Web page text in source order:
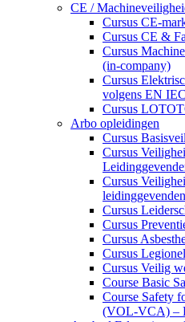
CE /
Cursus CE-
Cursus CE &
Cursus
(in-company)
Cursus
volgens EN
Cursus
Arbo opleidingen
Cursus
Cursus
Cursus
Cursus
Cursus
Cursus
Cursus
Cursus Veilig
Course Basic
Course Safety
(VOL-VCA) –